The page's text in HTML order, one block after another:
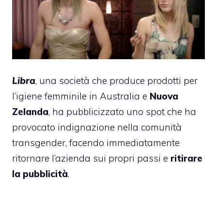
Libra, una società che produce prodotti per
l’igiene femminile in Australia e Nuova
Zelanda, ha pubblicizzato uno spot che ha
provocato indignazione nella comunità
transgender, facendo immediatamente
ritornare l’azienda sui propri passi e ritirare
la pubblicità.